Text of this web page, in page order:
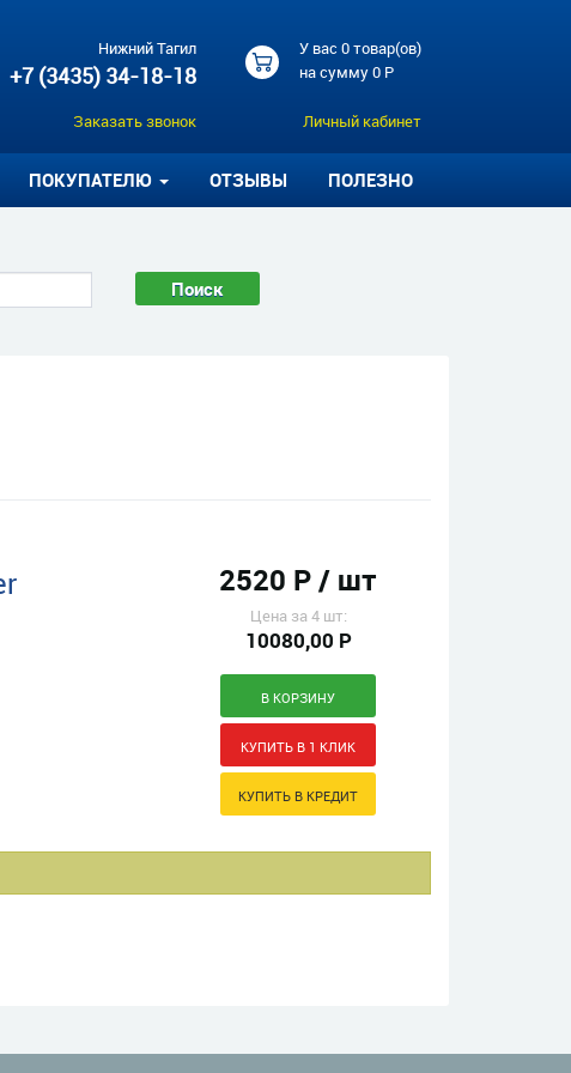
Нижний Тагил
+7 (3435) 34-18-18
Заказать звонок
У вас 0 товар(ов)
на сумму0 Р
Личный кабинет
ПОКУПАТЕЛЮ ОТЗЫВЫ ПОЛЕЗНО
Поиск
2520 Р / шт
Цена за 4 шт:
10080,00 Р